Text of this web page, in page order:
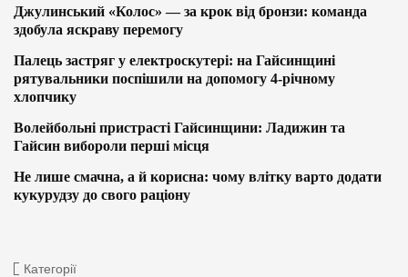
Джулинський «Колос» — за крок від бронзи: команда
здобула яскраву перемогу
Палець застряг у електроскутері: на Гайсинщині
рятувальники поспішили на допомогу 4-річному
хлопчику
Волейбольні пристрасті Гайсинщини: Ладижин та
Гайсин вибороли перші місця
Не лише смачна, а й корисна: чому влітку варто додати
кукурудзу до свого раціону
Категорії